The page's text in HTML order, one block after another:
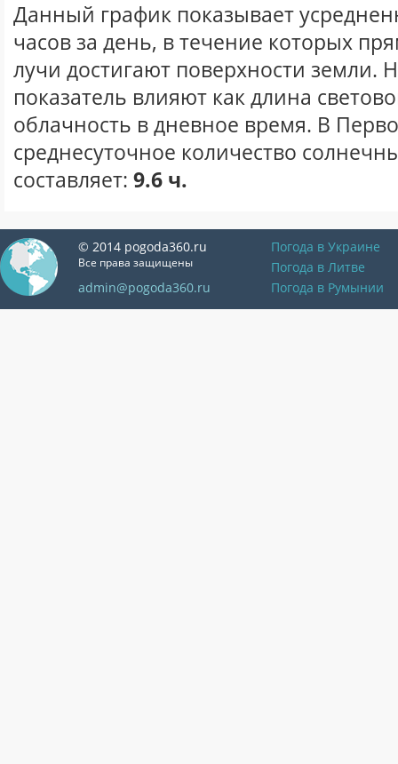
Данный график показывает
часов за день, в течение которых
лучи достигают поверхности земли.
показатель влияют как длина
облачность в дневное время. В
среднесуточное количество
составляет: 9.6 ч.
© 2014 pogoda360.ru
Все права защищены
admin@pogoda360.ru
Погода в Украине
Погода в Литве
Погода в Румынии